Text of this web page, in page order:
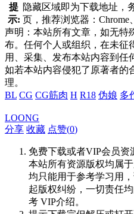
提
示:
隐藏区域即为下载地址，
页，推荐浏览器：Chrome
声明：本站所有文章，如无特
布。任何个人或组织，在未征
用、采集、发布本站内容到任
如若本站内容侵犯了原著者的
理。
BL CG CG筋肉 H R18 伪娘 多
LOONG
分享 收藏 点赞(0)
免费下载或者VIP会员资
本站所有资源版权均属
均只能用于参考学习用
起版权纠纷，一切责任
考 VIP介绍。